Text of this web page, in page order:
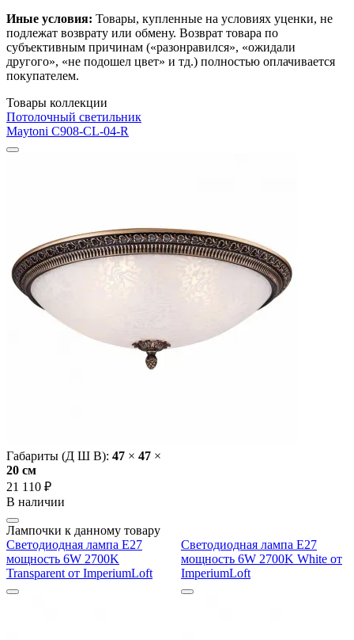
Иные условия: Товары, купленные на условиях уценки, не
подлежат возврату или обмену. Возврат товара по
субъективным причинам («разонравился», «ожидали
другого», «не подошел цвет» и тд.) полностью оплачивается
покупателем.
Товары коллекции
Потолочный светильник
Maytoni C908-CL-04-R
Габариты (Д Ш В): 47 × 47 ×
20 cм
21 110 ₽
В наличии
Лампочки к данному товару
Светодиодная лампа E27
мощность 6W 2700K
Transparent от ImperiumLoft
Светодиодная лампа E27
мощность 6W 2700K White от
ImperiumLoft